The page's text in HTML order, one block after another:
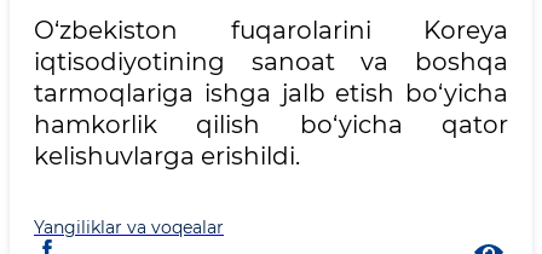
O‘zbekiston fuqarolarini Koreya
iqtisodiyotining sanoat va boshqa
tarmoqlariga ishga jalb etish bo‘yicha
hamkorlik qilish bo‘yicha qator
kelishuvlarga erishildi.
Yangiliklar va voqealar